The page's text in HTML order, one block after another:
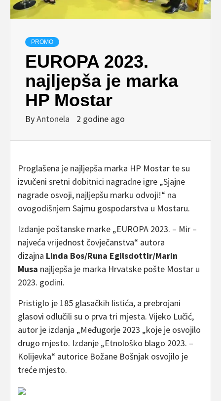
PROMO
EUROPA 2023.
najljepša je marka
HP Mostar
ByAntonela 2 godine ago
Proglašena je najljepša marka HP Mostar te su
izvučeni sretni dobitnici nagradne igre „Sjajne
nagrade osvoji, najljepšu marku odvoji!“ na
ovogodišnjem Sajmu gospodarstva u Mostaru.
Izdanje poštanske marke „EUROPA 2023. – Mir –
najveća vrijednost čovječanstva“ autora
dizajna Linda Bos/Runa Egilsdottir/Marin
Musa najljepša je marka Hrvatske pošte Mostar u
2023. godini.
Pristiglo je 185 glasačkih listića, a prebrojani
glasovi odlučili su o prva tri mjesta. Vijeko Lučić,
autor je izdanja „Međugorje 2023 „koje je osvojilo
drugo mjesto. Izdanje „Etnološko blago 2023. –
Kolijevka“ autorice Božane Bošnjak osvojilo je
treće mjesto.